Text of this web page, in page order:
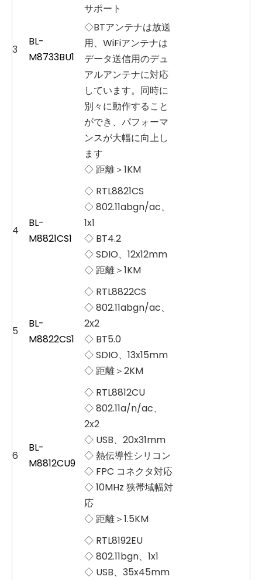
3
BL-
M8733BU1
サポート
◇BTアンテナは放送
用、WiFiアンテナは
データ送信用のデュ
アルアンテナに対応
しています。同時に
別々に動作すること
ができ、パフォーマ
ンスが大幅に向上し
ます
◇ 距離＞1KM
4
BL-
M8821CS1
◇ RTL8821CS
◇ 802.11abgn/ac、
1x1
◇ BT4.2
◇ SDIO、12x12mm
◇ 距離＞1KM
5
BL-
M8822CS1
◇ RTL8822CS
◇ 802.11abgn/ac、
2x2
◇ BT5.0
◇ SDIO、13x15mm
◇ 距離＞2KM
6
BL-
M8812CU9
◇ RTL8812CU
◇ 802.11a/n/ac、
2x2
◇ USB、20x31mm
◇ 熱伝導性シリコン
◇ FPC コネクタ対応
◇ 10MHz 狭帯域幅対
応
◇ 距離＞1.5KM
◇ RTL8192EU
◇ 802.11bgn、1x1
◇ USB、35x45mm